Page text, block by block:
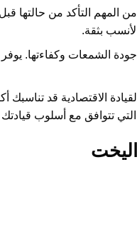
التأكد من حالتها
بثقة.
الشمعات وكفاءتها.
الاقتصادية قد تناسبك